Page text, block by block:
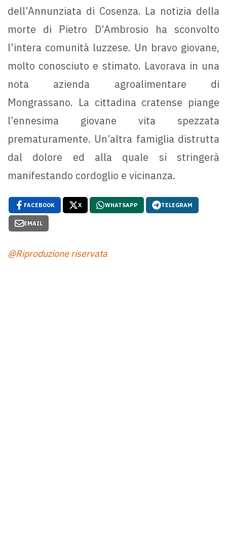
dell’Annunziata di Cosenza. La notizia della
morte di Pietro D’Ambrosio ha sconvolto
l’intera comunità luzzese. Un bravo giovane,
molto conosciuto e stimato. Lavorava in una
nota azienda agroalimentare di
Mongrassano. La cittadina cratense piange
l’ennesima giovane vita spezzata
prematuramente. Un’altra famiglia distrutta
dal dolore ed alla quale si stringerà
manifestando cordoglio e vicinanza.
FACEBOOK X WHATSAPP TELEGRAM
EMAIL
@Riproduzione riservata